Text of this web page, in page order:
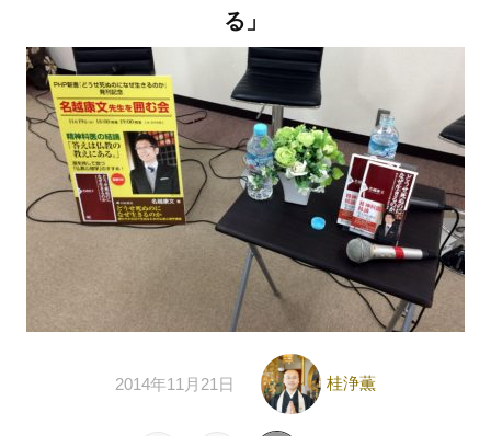
る」
2014年11月21日 桂浄薫